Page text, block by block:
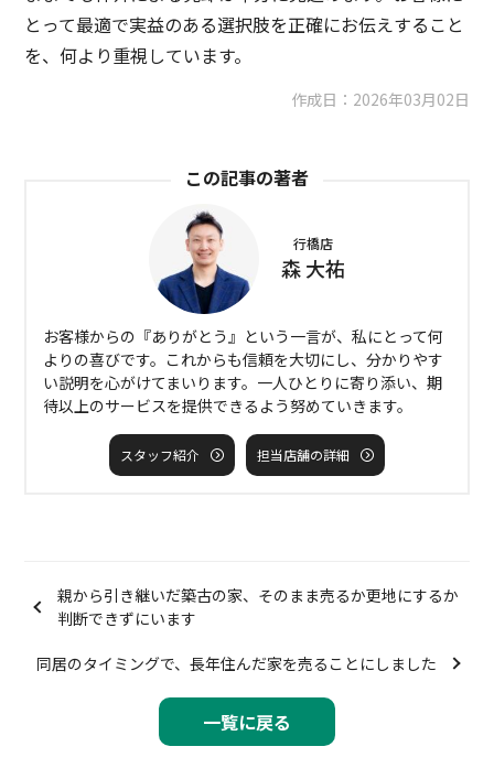
とって最適で実益のある選択肢を正確にお伝えすること
を、何より重視しています。
作成日： 2026年03月02日
この記事の著者
行橋店
森 大祐
お客様からの『ありがとう』という一言が、私にとって何
よりの喜びです。これからも信頼を大切にし、分かりやす
い説明を心がけてまいります。一人ひとりに寄り添い、期
待以上のサービスを提供できるよう努めていきます。
スタッフ紹介 担当店舗の詳細
親から引き継いだ築古の家、そのまま売るか更地にするか
判断できずにいます
一覧に戻る
同居のタイミングで、長年住んだ家を売ることにしました